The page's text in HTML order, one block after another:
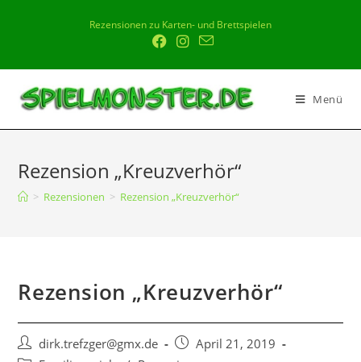
Rezensionen zu Karten- und Brettspielen
Menü
Rezension „Kreuzverhör“
> Rezensionen > Rezension „Kreuzverhör“
Rezension „Kreuzverhör“
dirk.trefzger@gmx.de
April 21, 2019